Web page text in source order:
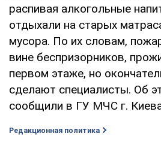
распивая алкогольные
отдыхали на старых
мусора. По их словам,
вине беспризорников,
первом этаже, но
сделают специалисты. Об
сообщили в ГУ МЧС г.
Редакционная политика